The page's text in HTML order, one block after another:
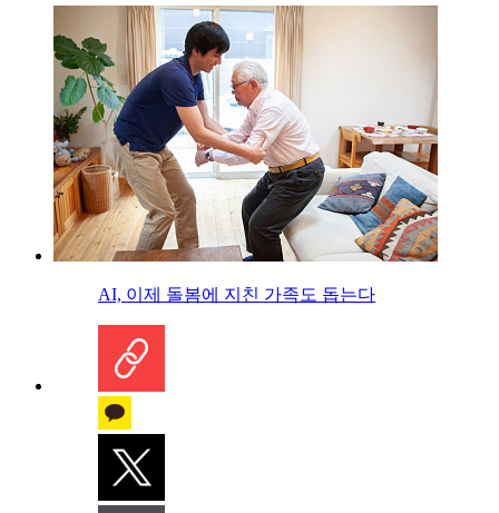
AI, 이제 돌봄에 지친 가족도 돕는다